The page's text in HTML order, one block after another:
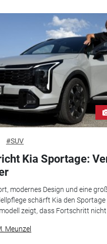
#SUV
Kia Sportage:
modernes Design und eine
schärft Kia den Sportage
zeigt, dass Fortschritt nicht
Meunzel